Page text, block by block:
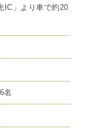
IC」より車で約20
名